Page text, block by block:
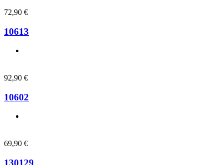
72,90 €
10613
92,90 €
10602
69,90 €
130129